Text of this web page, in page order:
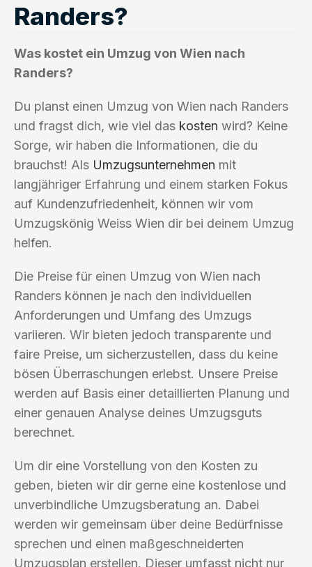
Randers?
Was kostet ein Umzug von Wien nach
Randers?
Du planst einen Umzug von Wien nach Randers
und fragst dich, wie viel das kosten wird? Keine
Sorge, wir haben die Informationen, die du
brauchst! Als Umzugsunternehmen mit
langjähriger Erfahrung und einem starken Fokus
auf Kundenzufriedenheit, können wir vom
Umzugskönig Weiss Wien dir bei deinem Umzug
helfen.
Die Preise für einen Umzug von Wien nach
Randers können je nach den individuellen
Anforderungen und Umfang des Umzugs
variieren. Wir bieten jedoch transparente und
faire Preise, um sicherzustellen, dass du keine
bösen Überraschungen erlebst. Unsere Preise
werden auf Basis einer detaillierten Planung und
einer genauen Analyse deines Umzugsguts
berechnet.
Um dir eine Vorstellung von den Kosten zu
geben, bieten wir dir gerne eine kostenlose und
unverbindliche Umzugsberatung an. Dabei
werden wir gemeinsam über deine Bedürfnisse
sprechen und einen maßgeschneiderten
Umzugsplan erstellen. Dieser umfasst nicht nur